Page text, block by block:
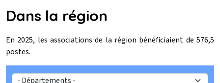
Texte
Dans la région
En 2025, les associations de la région bénéficiaient de 576,5
postes.